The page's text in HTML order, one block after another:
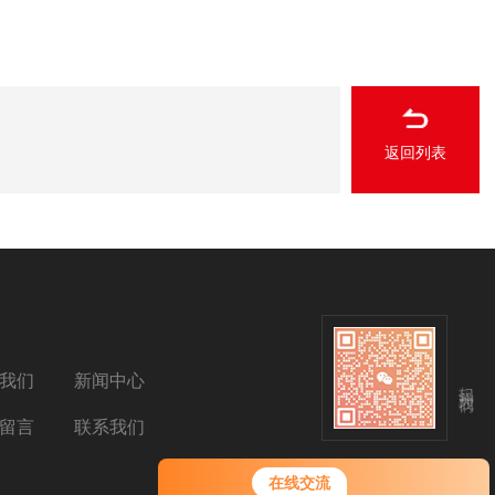
在线交流
返回列表
们 新闻中心
言 联系我们